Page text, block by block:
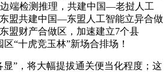
端检测推理，共建中国—老挝人工
盟共建中国—东盟人工智能立异合做
盟财产合做区，加速建立7个县
区“十虎竞玉林”新场合排场！
”，将大幅提拔通关便当化程度；这